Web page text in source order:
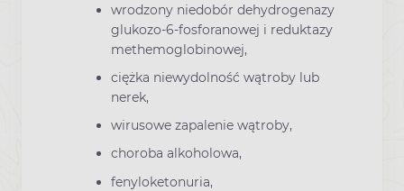
wrodzony niedobór dehydrogenazy
glukozo-6-fosforanowej i reduktazy
methemoglobinowej,
ciężka niewydolność wątroby lub
nerek,
wirusowe zapalenie wątroby,
choroba alkoholowa,
fenyloketonuria,